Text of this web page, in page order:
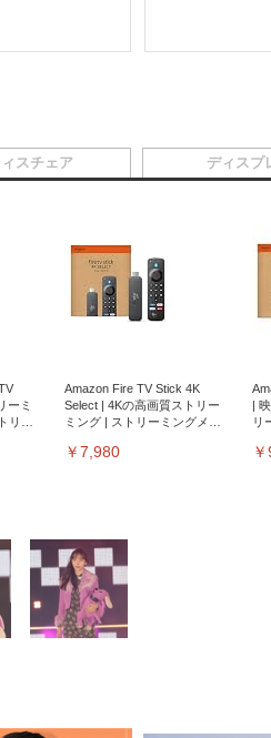
ーミ
リー
Amazon Fire TV Stick 4K
Select | 4Kの高画質ストリー
ミング | ストリーミングメデ
￥7,980
|
リ
スチェア
ュチェ
チェア 疲れない テレワーク
ディスプ
ア
袋(84
ツ L 中型犬用 26枚入り 単品